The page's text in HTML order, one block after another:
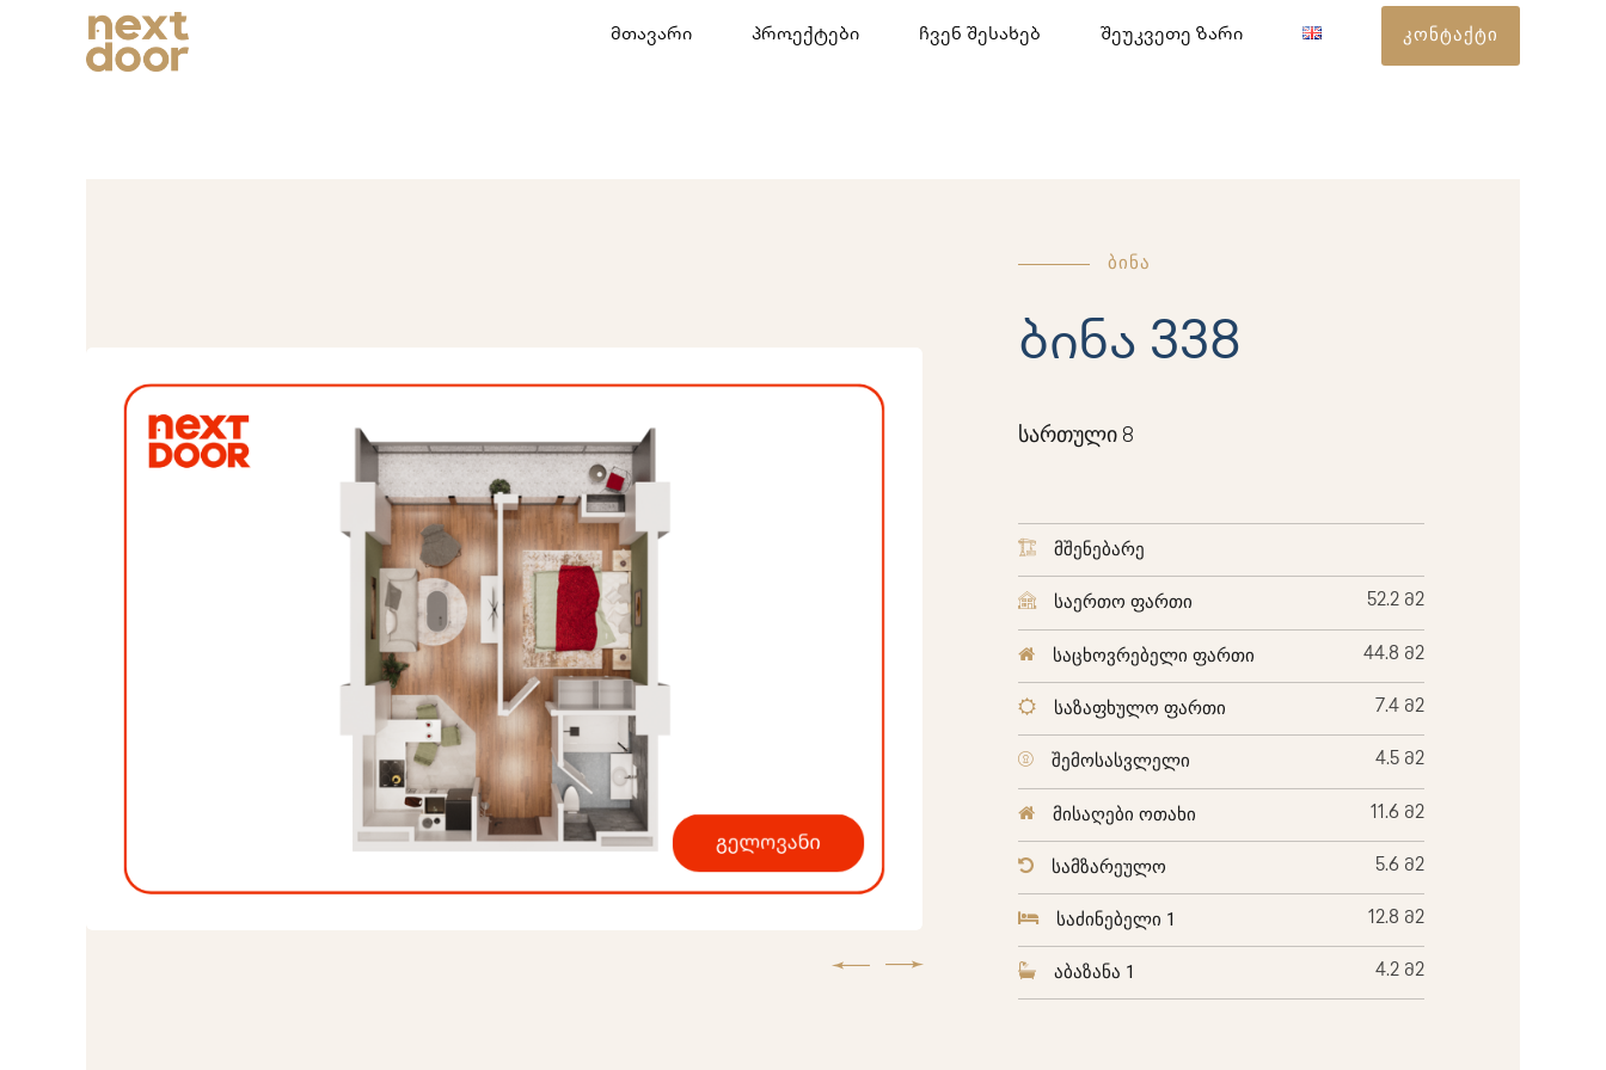
კონტაქტი
მთავარი პროექტები ჩვენ შესახებ შეუკვეთე ზარი
ბინა
ბინა 338
სართული 8
მშენებარე
საერთო ფართი 52.2 მ2
საცხოვრებელი ფართი 44.8 მ2
საზაფხულო ფართი 7.4 მ2
შემოსასვლელი 4.5 მ2
მისაღები ოთახი 11.6 მ2
სამზარეულო 5.6 მ2
საძინებელი 1 12.8 მ2
აბაზანა 1 4.2 მ2